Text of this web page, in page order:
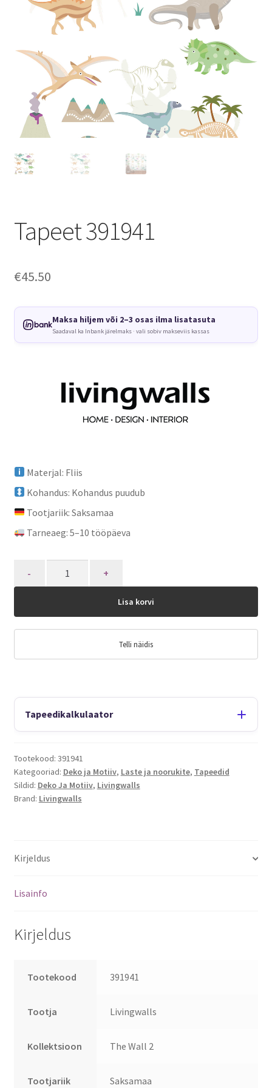
Tapeet 391941
€45.50
Maksa hiljem või 2–3 osas ilma lisatasuta
Saadaval ka Inbank järelmaks · vali sobiv makseviis kassas
Materjal: Fliis
Kohandus: Kohandus puudub
Tootjariik: Saksamaa
Tarneaeg: 5–10 tööpäeva
Lisa korvi
Telli näidis
Tapeedikalkulaator
Tootekood: 391941
Kategooriad: Deko ja Motiiv, Laste ja noorukite, Tapeedid
Sildid: Deko Ja Motiiv, Livingwalls
Brand: Livingwalls
Kirjeldus
Lisainfo
Kirjeldus
Tootekood 391941
Tootja Livingwalls
Kollektsioon The Wall 2
Tootjariik Saksamaa